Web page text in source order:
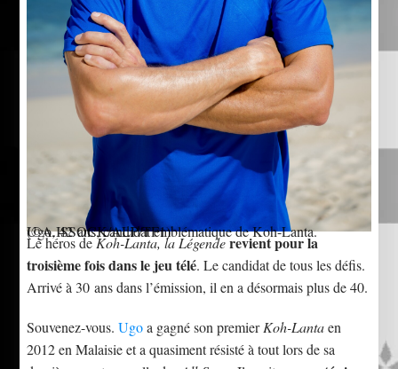
Ugo, 42 ans, candidat emblématique de Koh-Lanta.
(©A.ISSOCK/ALP/TF1)
Le héros deKoh-Lanta, la Légenderevient pour la
troisième fois dans le jeu télé. Le candidat de tous les défis.
Arrivé à 30 ans dans l’émission, il en a désormais plus de 40.
Souvenez-vous.Ugoa gagné son premierKoh-Lantaen
2012 en Malaisie et a quasiment résisté à tout lors de sa